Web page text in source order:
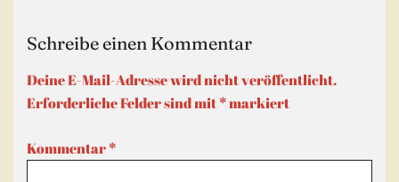
Schreibe einen Kommentar
Deine E-Mail-Adresse wird nicht veröffentlicht.
Erforderliche Felder sind mit*markiert
Kommentar*